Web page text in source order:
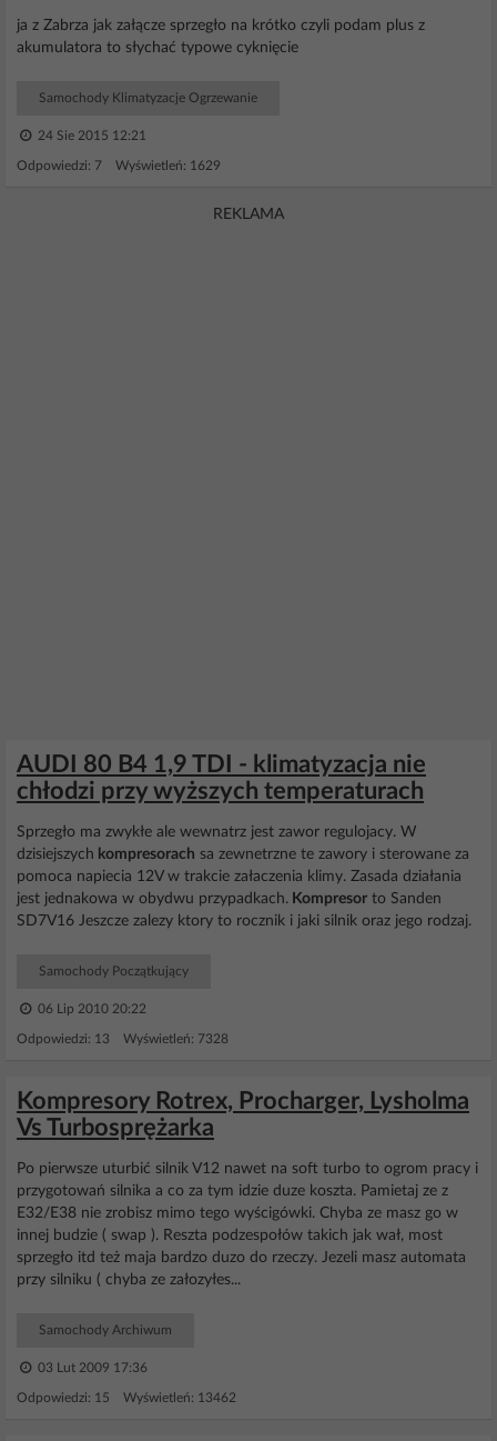
ja z Zabrza jak załącze sprzegło na krótko czyli podam plus z
akumulatora to słychać typowe cyknięcie
Samochody Klimatyzacje Ogrzewanie
24 Sie 2015 12:21
Odpowiedzi: 7 Wyświetleń: 1629
REKLAMA
AUDI 80 B4 1,9 TDI - klimatyzacja nie
chłodzi przy wyższych temperaturach
Sprzegło ma zwykłe ale wewnatrz jest zawor regulojacy. W
dzisiejszych kompresorach sa zewnetrzne te zawory i sterowane za
pomoca napiecia 12V w trakcie załaczenia klimy. Zasada działania
jest jednakowa w obydwu przypadkach. Kompresor to Sanden
SD7V16 Jeszcze zalezy ktory to rocznik i jaki silnik oraz jego rodzaj.
Samochody Początkujący
06 Lip 2010 20:22
Odpowiedzi: 13 Wyświetleń: 7328
Kompresory Rotrex, Procharger, Lysholma
Vs Turbosprężarka
Po pierwsze uturbić silnik V12 nawet na soft turbo to ogrom pracy i
przygotowań silnika a co za tym idzie duze koszta. Pamietaj ze z
E32/E38 nie zrobisz mimo tego wyścigówki. Chyba ze masz go w
innej budzie ( swap ). Reszta podzespołów takich jak wał, most
sprzegło itd też maja bardzo duzo do rzeczy. Jezeli masz automata
przy silniku ( chyba ze załozyłes...
Samochody Archiwum
03 Lut 2009 17:36
Odpowiedzi: 15 Wyświetleń: 13462